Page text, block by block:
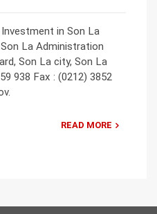
in Son La
La Administration
Son La city, Son La
938 Fax : (0212) 3852
READ MORE